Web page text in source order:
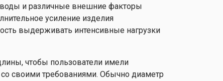
и различные внешние факторы
усиление изделия
выдерживать интенсивные нагрузки
чтобы пользователи имели
своими требованиями. Обычно диаметр